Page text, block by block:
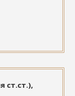
ст.ст.),